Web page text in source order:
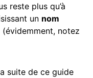
reste plus qu’à
un nom
(évidemment, notez
suite de ce guide